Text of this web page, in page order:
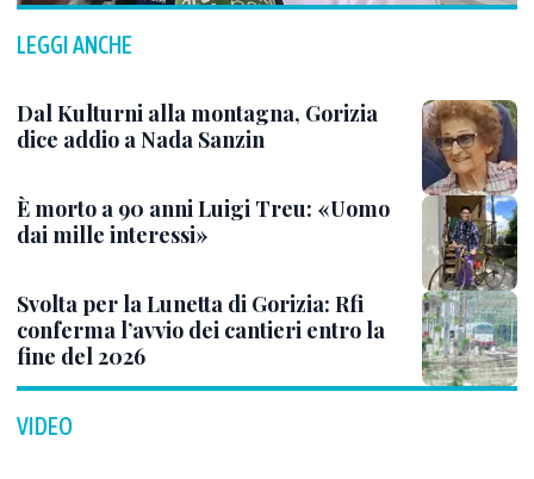
LEGGI ANCHE
Dal Kulturni alla montagna, Gorizia
dice addio a Nada Sanzin
È morto a 90 anni Luigi Treu: «Uomo
dai mille interessi»
Svolta per la Lunetta di Gorizia: Rfi
conferma l’avvio dei cantieri entro la
fine del 2026
VIDEO